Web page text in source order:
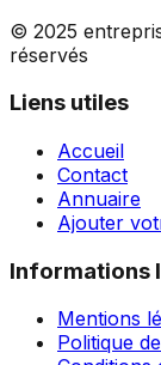
© 2025
réservés
Liens utiles
Accueil
Contact
Annuaire
Ajouter
Informations
Mentions
Politique